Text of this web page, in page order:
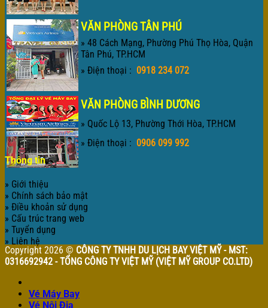
VĂN PHÒNG TÂN PHÚ
» 48 Cách Mạng, Phường Phú Thọ Hòa, Quận
Tân Phú, TP.HCM
» Điện thoại : 0918 234 072
VĂN PHÒNG BÌNH DƯƠNG
» Quốc Lộ 13, Phường Thới Hòa, TP.HCM
» Điện thoại : 0906 099 992
Thông tin
» Giới thiệu
» Chính sách bảo mật
» Điều khoản sử dụng
» Cấu trúc trang web
» Tuyển dụng
» Liên hệ
Copyright 2026 © CÔNG TY TNHH DU LỊCH BAY VIỆT MỸ - MST:
0316692942 - TỔNG CÔNG TY VIỆT MỸ (VIỆT MỸ GROUP CO.LTD)
Vé Máy Bay
Vé Nội Địa